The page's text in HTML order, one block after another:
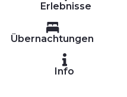
Erlebnisse
Übernachtungen
Info